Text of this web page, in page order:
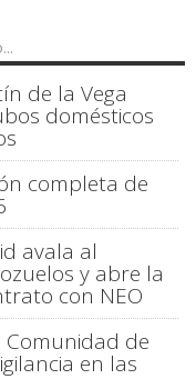
de la Vega
domésticos
completa de
avala al
y abre la
con NEO
de
en las